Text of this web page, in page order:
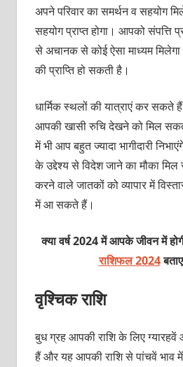
अपने परिवार का समर्थन व सहयोग
सहयोग प्राप्त होगा। आपको संपत्ति
से अचानक से कोई ऐसा माध्यम
की प्राप्ति हो सकती है।
धार्मिक स्थलों की यात्राएं कर सकते
आपकी खासी रुचि देखने को मिल
में भी आप बहुत ज्यादा भागीदारी
के उद्देश्य से विदेश जाने का मौका मिल
करने वाले जातकों को व्यापार में
में आ सकते हैं।
क्या वर्ष 2024 में आपके जीवन में
राशिफल 2024
वृश्चिक राशि
बुध ग्रह आपकी राशि के लिए
हैं और यह आपकी राशि से पांचवें भाव